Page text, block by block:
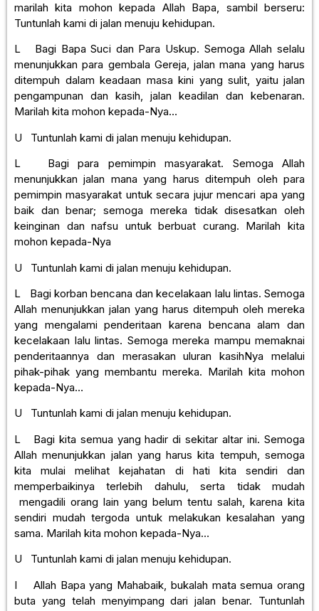
marilah kita mohon kepada Allah Bapa, sambil berseru:
Tuntunlah kami di jalan menuju kehidupan.
L Bagi Bapa Suci dan Para Uskup. Semoga Allah selalu
menunjukkan para gembala Gereja, jalan mana yang harus
ditempuh dalam keadaan masa kini yang sulit, yaitu jalan
pengampunan dan kasih, jalan keadilan dan kebenaran.
Marilah kita mohon kepada-Nya…
U Tuntunlah kami di jalan menuju kehidupan.
L Bagi para pemimpin masyarakat. Semoga Allah
menunjukkan jalan mana yang harus ditempuh oleh para
pemimpin masyarakat untuk secara jujur mencari apa yang
baik dan benar; semoga mereka tidak disesatkan oleh
keinginan dan nafsu untuk berbuat curang. Marilah kita
mohon kepada-Nya
U Tuntunlah kami di jalan menuju kehidupan.
L Bagi korban bencana dan kecelakaan lalu lintas. Semoga
Allah menunjukkan jalan yang harus ditempuh oleh mereka
yang mengalami penderitaan karena bencana alam dan
kecelakaan lalu lintas. Semoga mereka mampu memaknai
penderitaannya dan merasakan uluran kasihNya melalui
pihak-pihak yang membantu mereka. Marilah kita mohon
kepada-Nya…
U Tuntunlah kami di jalan menuju kehidupan.
L Bagi kita semua yang hadir di sekitar altar ini. Semoga
Allah menunjukkan jalan yang harus kita tempuh, semoga
kita mulai melihat kejahatan di hati kita sendiri dan
memperbaikinya terlebih dahulu, serta tidak mudah
mengadili orang lain yang belum tentu salah, karena kita
sendiri mudah tergoda untuk melakukan kesalahan yang
sama. Marilah kita mohon kepada-Nya…
U Tuntunlah kami di jalan menuju kehidupan.
I Allah Bapa yang Mahabaik, bukalah mata semua orang
buta yang telah menyimpang dari jalan benar. Tuntunlah